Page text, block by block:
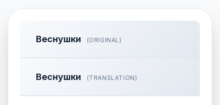
Веснушки (ORIGINAL)
Веснушки (TRANSLATION)